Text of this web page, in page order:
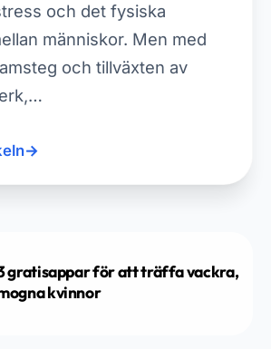
och det fysiska
människor. Men med
och tillväxten av
→
gratisappar för att träffa vackra,
kvinnor